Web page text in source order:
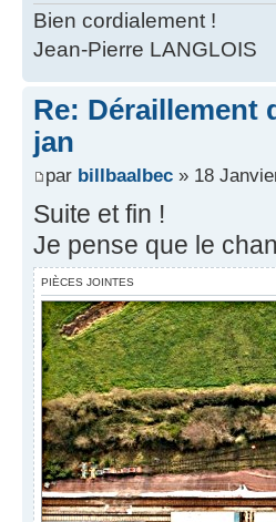
Bien cordialement !
Jean-Pierre LANGLOIS
Re: Déraillement
jan
par billbaalbec » 18
Suite et fin !
Je pense que le
PIÈCES JOINTES